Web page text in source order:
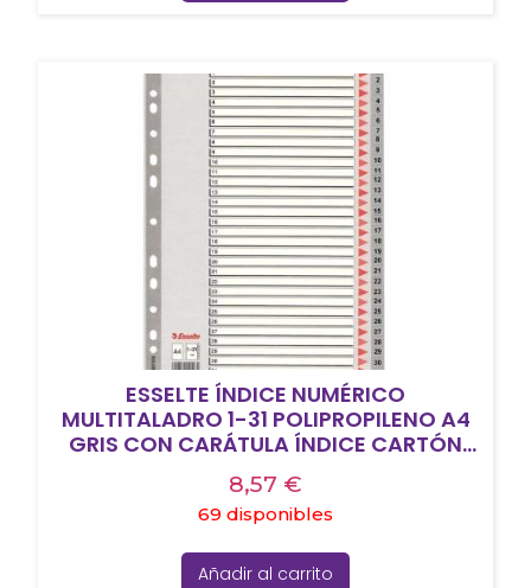
ESSELTE ÍNDICE NUMÉRICO
MULTITALADRO 1-31 POLIPROPILENO A4
GRIS CON CARÁTULA ÍNDICE CARTÓN
COLOR
8,57 €
69 disponibles
Añadir al carrito